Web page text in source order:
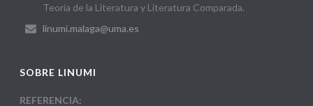
Teoría de la Literatura y Literatura Comparada.
linumi.malaga@uma.es
SOBRE LINUMI
REFERENCIA: